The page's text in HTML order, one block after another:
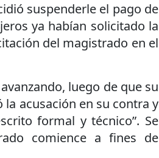
suspenderle el pago de
ya habían solicitado la
del magistrado en el
luego de que su
la acusación en su contra y
formal y técnico”. Se
comience a fines de